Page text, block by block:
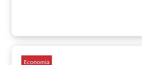
Economia